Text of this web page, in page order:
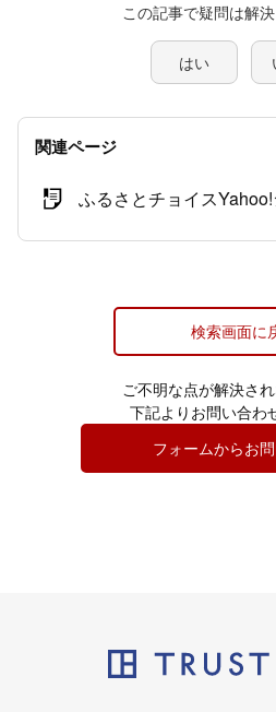
この記事で疑問は解
はい
関連ページ
ふるさとチョイス
検索画面に
ご不明な点が解決され
下記よりお問い合わ
フォームからお